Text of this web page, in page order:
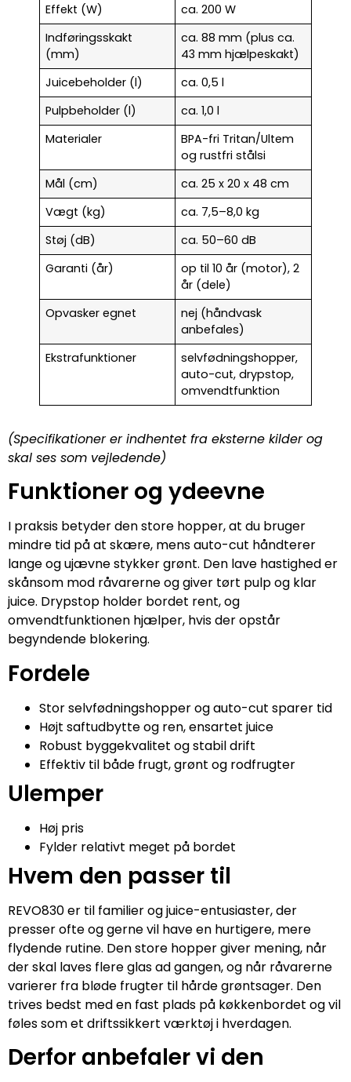
Effekt (W)
ca. 200 W
Indføringsskakt
(mm)
ca. 88 mm (plus ca.
43 mm hjælpeskakt)
Juicebeholder (l)
ca. 0,5 l
Pulpbeholder (l)
ca. 1,0 l
Materialer
BPA-fri Tritan/Ultem
og rustfri stålsi
Mål (cm)
ca. 25 x 20 x 48 cm
Vægt (kg)
ca. 7,5–8,0 kg
Støj (dB)
ca. 50–60 dB
Garanti (år)
op til 10 år (motor), 2
år (dele)
Opvasker egnet
nej (håndvask
anbefales)
Ekstrafunktioner
selvfødningshopper,
auto-cut, drypstop,
omvendtfunktion
(Specifikationer er indhentet fra eksterne kilder og
skal ses som vejledende)
Funktioner og ydeevne
I praksis betyder den store hopper, at du bruger
mindre tid på at skære, mens auto-cut håndterer
lange og ujævne stykker grønt. Den lave hastighed er
skånsom mod råvarerne og giver tørt pulp og klar
juice. Drypstop holder bordet rent, og
omvendtfunktionen hjælper, hvis der opstår
begyndende blokering.
Fordele
Stor selvfødningshopper og auto-cut sparer tid
Højt saftudbytte og ren, ensartet juice
Robust byggekvalitet og stabil drift
Effektiv til både frugt, grønt og rodfrugter
Ulemper
Høj pris
Fylder relativt meget på bordet
Hvem den passer til
REVO830 er til familier og juice-entusiaster, der
presser ofte og gerne vil have en hurtigere, mere
flydende rutine. Den store hopper giver mening, når
der skal laves flere glas ad gangen, og når råvarerne
varierer fra bløde frugter til hårde grøntsager. Den
trives bedst med en fast plads på køkkenbordet og vil
føles som et driftssikkert værktøj i hverdagen.
Derfor anbefaler vi den